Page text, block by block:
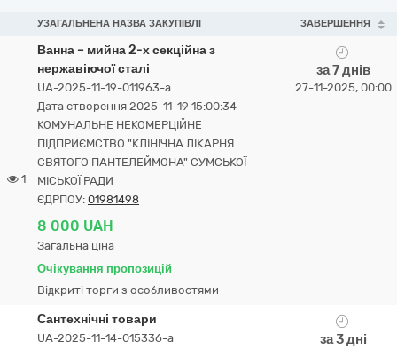
УЗАГАЛЬНЕНА НАЗВА ЗАКУПІВЛІ ЗАВЕРШЕННЯ
1
Ванна – мийна 2-х секційна з
нержавіючої сталі
UA-2025-11-19-011963-a
Дата створення 2025-11-19 15:00:34
КОМУНАЛЬНЕ НЕКОМЕРЦІЙНЕ
ПІДПРИЄМСТВО "КЛІНІЧНА ЛІКАРНЯ
СВЯТОГО ПАНТЕЛЕЙМОНА" СУМСЬКОЇ
МІСЬКОЇ РАДИ
ЄДРПОУ: 01981498
8 000 UAH
Загальна ціна
Очікування пропозицій
Відкриті торги з особливостями
за 7 днів
27-11-2025, 00:00
Сантехнічні товари
UA-2025-11-14-015336-a
за 3 дні